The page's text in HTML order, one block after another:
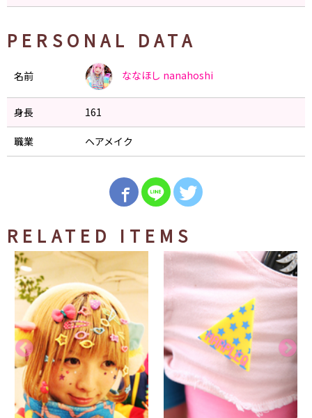
PERSONAL DATA
名前 ななほし nanahoshi
身長 161
職業 ヘアメイク
RELATED ITEMS